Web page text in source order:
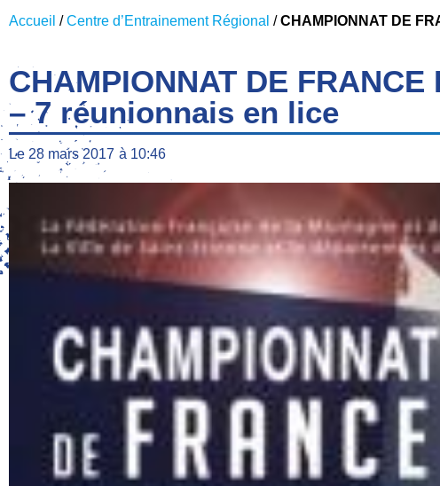
Accueil /Centre d’Entrainement Régional /CHAMPIONNAT DE
CHAMPIONNAT DE
– 7 réunionnais en lice
Le 28 mars 2017 à 10:46